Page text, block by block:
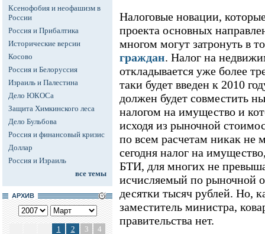
Ксенофобия и неофашизм в
России
Россия и Прибалтика
Исторические версии
Косово
Россия и Белоруссия
Израиль и Палестина
Дело ЮКОСа
Защита Химкинского леса
Дело Бульбова
Россия и финансовый кризис
Доллар
Россия и Израиль
все темы
АРХИВ
1 2 3
4
Налоговые новации,
проекта основных
многом могут затронуть в
граждан. Налог на
откладывается уже более
таки будет введен к 2010
должен будет совместить
налогом на имущество и
исходя из рыночной
по всем расчетам никак не
сегодня налог на
БТИ, для многих не
исчисляемый по рыночной
десятки тысяч рублей. Но,
заместитель министра,
правительства нет.